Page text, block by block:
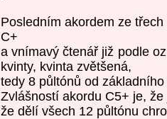
Posledním akordem ze
C+
a vnímavý čtenář již podle
kvinty, kvinta zvětšená,
tedy 8 půltónů od
Zvlášností akordu C5+ je,
že dělí všech 12 půltónu